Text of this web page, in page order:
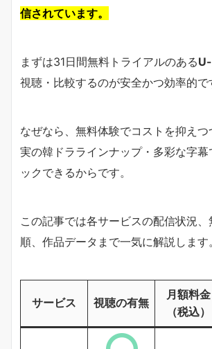
信されています。
まずは31日間無料トライアルのある
視聴・比較するのが安全かつ効率的で
なぜなら、無料体験でコストを抑え
実の韓ドララインナップ・多彩な字幕
ックできるからです。
この記事では各サービスの配信状況
順、作品データまで一気に解説します。
サービス 視聴の有無
月額料金
（税込）